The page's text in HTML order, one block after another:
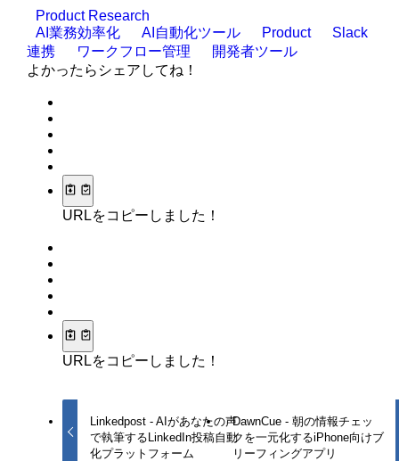
Product Research
AI業務効率化
AI自動化ツール Product
Slack
連携
ワークフロー管理
開発者ツール
よかったらシェアしてね！
URLをコピーしました！
URLをコピーしました！
Linkedpost - AIがあなたの声
で執筆するLinkedIn投稿自動
化プラットフォーム
DawnCue - 朝の情報チェッ
クを一元化するiPhone向けブ
リーフィングアプリ